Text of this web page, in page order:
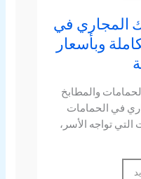
المجاري في
وبأسعار
والمطابخ
في الحمامات
تواجه الأسر،